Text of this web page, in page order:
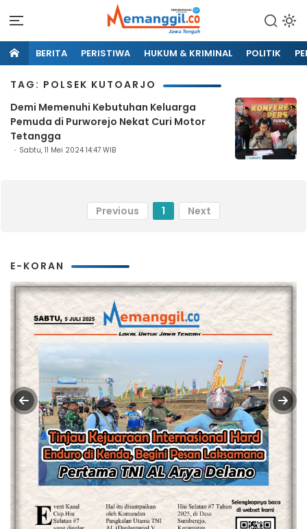
BERITA PERISTIWA HUKUM & KRIMINAL POLITIK
TAG: POLSEK KUTOARJO
Demi Memenuhi Kebutuhan Keluarga
Pemuda di Purworejo Nekat Curi Motor
Tetangga
Sabtu, 11 Mei 2024 14:47 WIB
Previous 1 Next
E-KORAN